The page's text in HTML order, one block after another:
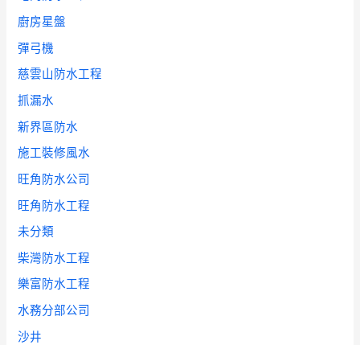
廚房星盤
彈弓機
慈雲山防水工程
抓漏水
新界區防水
施工裝修風水
旺角防水公司
旺角防水工程
未分類
柴灣防水工程
樂富防水工程
水務分部公司
沙井